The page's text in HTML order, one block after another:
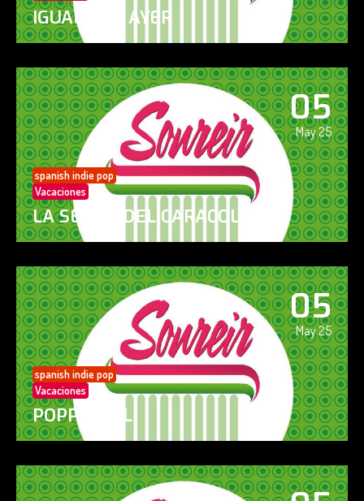
IGUAL QUE AYER
05
May 25
spanish indie pop
Vacaciones
LA SENDA DEL CARACOL
05
May 25
spanish indie pop
Vacaciones
POPPY GIRL